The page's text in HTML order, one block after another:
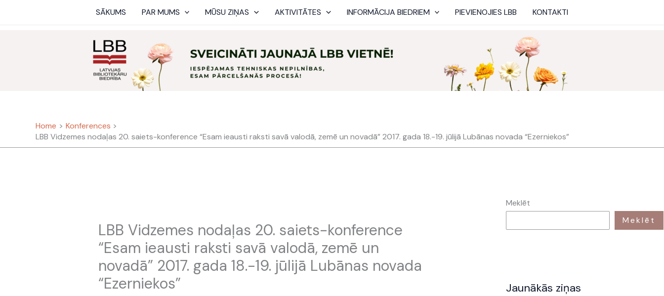
SĀKUMS PAR MUMS MŪSU ZIŅAS AKTIVITĀTES INFORMĀCIJA BIEDRIEM PIEVIENOJIES LBB KONTAKTI
Home
Konferences
LBB Vidzemes nodaļas 20. saiets-konference “Esam ieausti raksti savā valodā, zemē un novadā” 2017. gada 18.-19. jūlijā Lubānas novada “Ezerniekos”
LBB Vidzemes nodaļas 20. saiets-konference
“Esam ieausti raksti savā valodā, zemē un
novadā” 2017. gada 18.-19. jūlijā Lubānas novada
“Ezerniekos”
Meklēt
Meklēt
Jaunākās ziņas